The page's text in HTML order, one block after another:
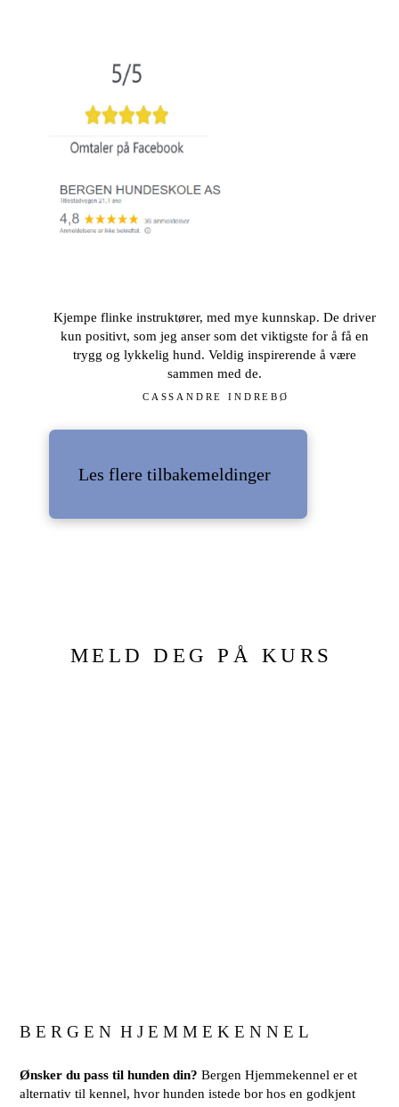
Kjempe flinke instruktører, med mye kunnskap. De driver
kun positivt, som jeg anser som det viktigste for å få en
trygg og lykkelig hund. Veldig inspirerende å være
sammen med de.
CASSANDRE INDREBØ
Les flere tilbakemeldinger
MELD DEG PÅ KURS
B E R G E N H J E M M E K E N N E L
Ønsker du pass til hunden din? Bergen Hjemmekennel er et
alternativ til kennel, hvor hunden istede bor hos en godkjent